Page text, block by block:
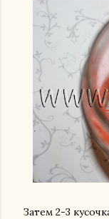
Затем 2-3